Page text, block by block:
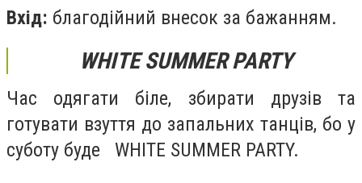
Вхід: благодійний внесок за бажанням.
WHITE SUMMER PARTY
Час одягати біле, збирати друзів та
готувати взуття до запальних танців, бо у
суботу буде⠀WHITE SUMMER PARTY.